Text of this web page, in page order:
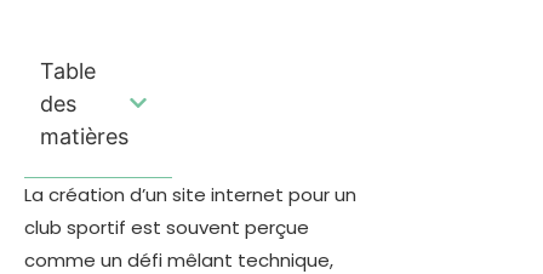
La création d’un site internet pour un
club sportif est souvent perçue
comme un défi mêlant technique,
Table
des
matières